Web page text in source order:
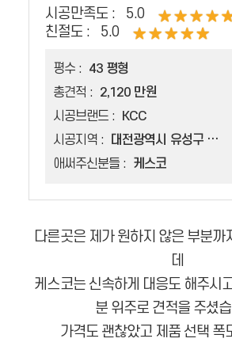
시공만족도 :
5.0
친절도 :
5.0
평수 :
43 평형
총견적 :
2,120 만원
시공브랜드 :
KCC
시공지역 :
대전광역시 유성구 도룡동
애써주신분들 :
케스코
다른곳은 제가 원하지 않은 부분까
데
케스코는 신속하게 대응도 해주시
분 위주로 견적을 주셨
가격도 괜찮았고 제품 선택 폭